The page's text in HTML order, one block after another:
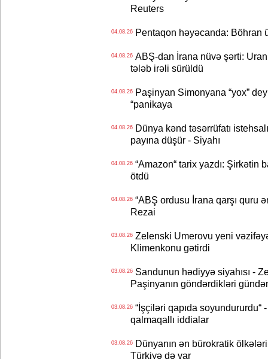
Reuters
04.08.26Pentaqon həyəcanda: Böhran
04.08.26ABŞ-dan İrana nüvə şərti: Uran
tələb irəli sürüldü
04.08.26Paşinyan Simonyana “yox”
“panikaya
04.08.26Dünya kənd təsərrüfatı
payına düşür - Siyahı
04.08.26“Amazon“ tarix yazdı: Şirkətin
ötdü
04.08.26“ABŞ ordusu İrana qarşı quru
Rezai
03.08.26Zelenski Umerovu yeni
Klimenkonu gətirdi
03.08.26Sandunun hədiyyə siyahısı -
Paşinyanın göndərdikləri
03.08.26“İşçiləri qapıda soyundururdu“
qalmaqallı iddialar
03.08.26Dünyanın ən bürokratik ölkələri
Türkiyə də var